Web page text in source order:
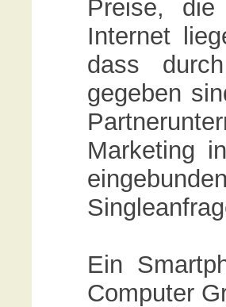
Preise,
Internet
dass
gegeben
Marketing
Ein
Computer